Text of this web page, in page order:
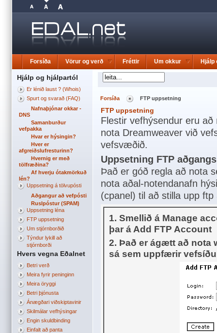
Forsíða Vörur og verð Fréttir Um okkur Hjálp
Hjálp og hjálpartól
Er lénið laust ? (Whois)
Spurt og svarað (FAQ)
Nafnaþjónar okkar -
DNS
Samanburður
vefpakka
Hvar er hýsingin?
Hver er
afgreiðslufresturinn?
Hvernig er með
tölfræðina?
Af hverju ótakmörkuð
lén?
Uppsetning á tölvupósti
Aðgangur að vefpósti
Ruslpóstur (SPAM)
Uppsetning léna
FTP uppsetning
Um stjórnborðið
Týndur lykill að
stjórnborði
Hvers vegna Eðalnet
Betri verð
Meira fyrir peninginn
Meira öryggi
Betri þjónusta
Ánægðari viðskiptavinir
Skilmálar vefhýsingar
Engin skuldbinding
Einfalt að panta
Forsíða FTP uppsetning
FTP uppsetning
Flestir vefhýsendur eru
nota Dreamweaver við
vefsvæðið.
Uppsetning FTP
Það er góð regla að nota
nota aðal-notendanafn
(cpanel) til að stilla upp ftp
1. Smellið á Manage
þar á Add FTP Account
2. Það er ágætt að nota
sá sem uppfærir